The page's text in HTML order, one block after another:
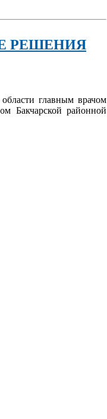
РЕШЕНИЯ
главным врачом
Бакчарской районной